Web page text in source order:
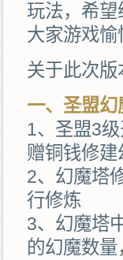
玩法，希
大家游戏愉
关于此次
一、圣盟幻
1、圣盟3
赠铜钱修建
2、幻魔塔
行修炼
3、幻魔塔
的幻魔数